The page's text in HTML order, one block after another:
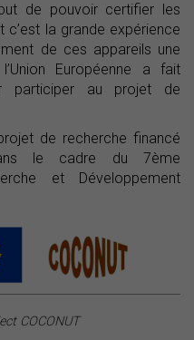
de pouvoir certifier les
la grande expérience
de ces appareils une
Européenne a fait
participer au projet de
de recherche financé
le cadre du 7ème
et Développement
COCONUT